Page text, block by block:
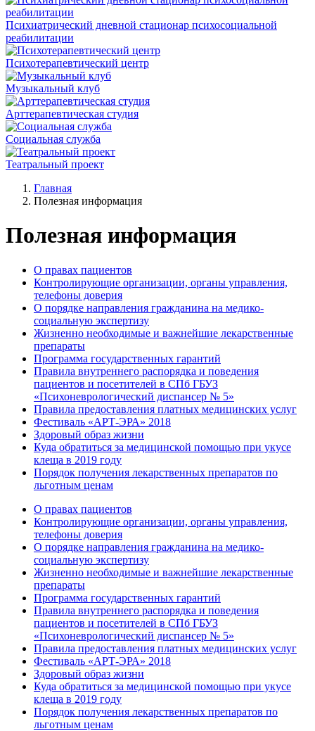
Психиатрический дневной стационар психосоциальной
реабилитации
Психотерапевтический центр
Музыкальный клуб
Арттерапевтическая студия
Социальная служба
Театральный проект
Главная
Полезная информация
Полезная информация
О правах пациентов
Контролирующие организации, органы управления,
телефоны доверия
О порядке направления гражданина на медико-
социальную экспертизу
Жизненно необходимые и важнейшие лекарственные
препараты
Программа государственных гарантий
Правила внутреннего распорядка и поведения
пациентов и посетителей в СПб ГБУЗ
«Психоневрологический диспансер № 5»
Правила предоставления платных медицинских услуг
Фестиваль «АРТ-ЭРА» 2018
Здоровый образ жизни
Куда обратиться за медицинской помощью при укусе
клеща в 2019 году
Порядок получения лекарственных препаратов по
льготным ценам
О правах пациентов
Контролирующие организации, органы управления,
телефоны доверия
О порядке направления гражданина на медико-
социальную экспертизу
Жизненно необходимые и важнейшие лекарственные
препараты
Программа государственных гарантий
Правила внутреннего распорядка и поведения
пациентов и посетителей в СПб ГБУЗ
«Психоневрологический диспансер № 5»
Правила предоставления платных медицинских услуг
Фестиваль «АРТ-ЭРА» 2018
Здоровый образ жизни
Куда обратиться за медицинской помощью при укусе
клеща в 2019 году
Порядок получения лекарственных препаратов по
льготным ценам